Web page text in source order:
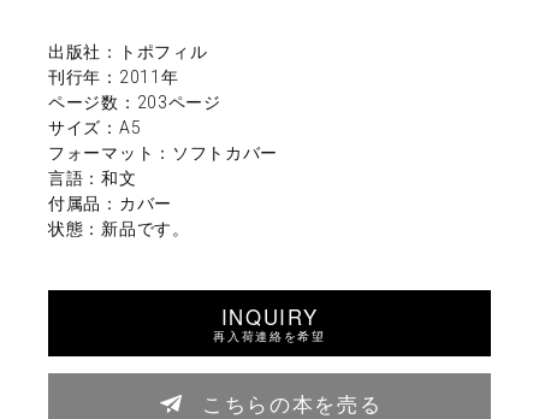
出版社：トポフィル
刊行年：2011年
ページ数：203ページ
サイズ：A5
フォーマット：ソフトカバー
言語：和文
付属品：カバー
状態：新品です。
INQUIRY
再入荷連絡を希望
こちらの本を売る